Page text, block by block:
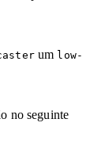
um low-
no seguinte